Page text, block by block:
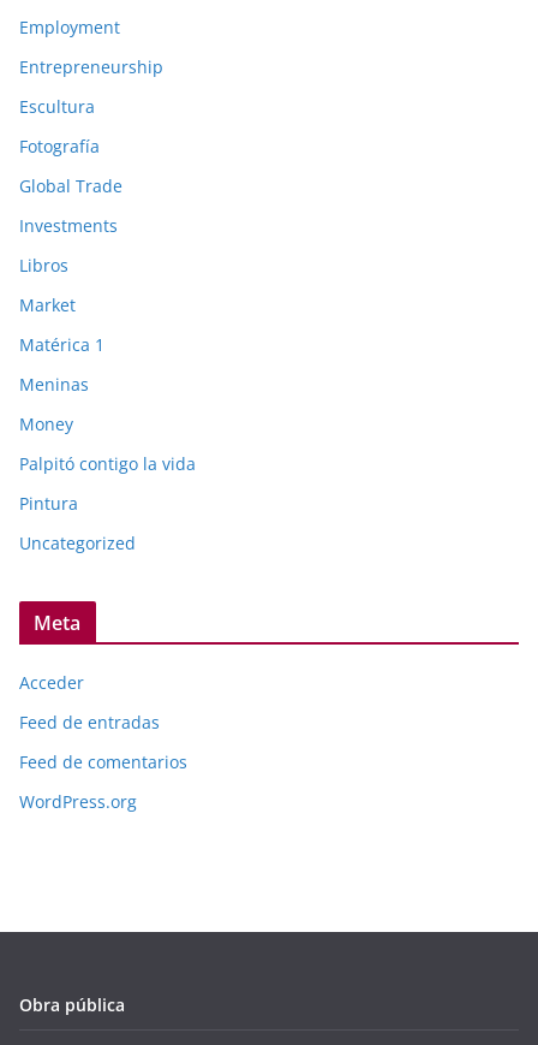
Employment
Entrepreneurship
Escultura
Fotografía
Global Trade
Investments
Libros
Market
Matérica 1
Meninas
Money
Palpitó contigo la vida
Pintura
Uncategorized
Meta
Acceder
Feed de entradas
Feed de comentarios
WordPress.org
Obra pública